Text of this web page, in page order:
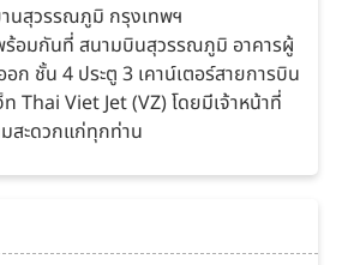
นสุวรรณภูมิ กรุงเทพฯ
อมกันที่ สนามบินสุวรรณภูมิ อาคารผู้
อก ชั้น 4 ประตู 3 เคาน์เตอร์สายการบิน
ท Thai Viet Jet (VZ) โดยมีเจ้าหน้าที่
สะดวกแก่ทุกท่าน